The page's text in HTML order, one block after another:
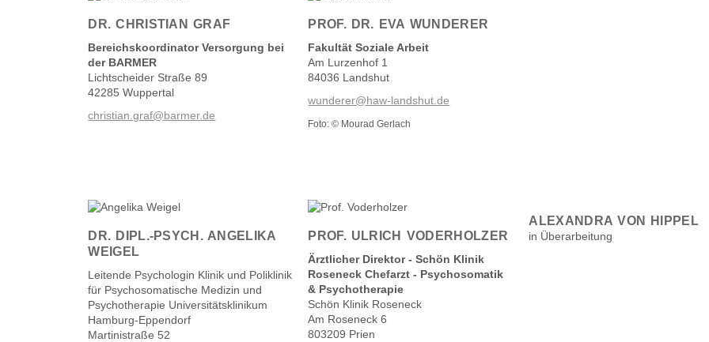
DR. CHRISTIAN GRAF
Bereichskoordinator Versorgung bei
der BARMER
Lichtscheider Straße 89
42285 Wuppertal
christian.graf@barmer.de
PROF. DR. EVA WUNDERER
Fakultät Soziale Arbeit
Am Lurzenhof 1
84036 Landshut
wunderer@haw-landshut.de
Foto: © Mourad Gerlach
DR. DIPL.-PSYCH. ANGELIKA
WEIGEL
Leitende Psychologin Klinik und Poliklinik
für Psychosomatische Medizin und
Psychotherapie Universitätsklinikum
Hamburg-Eppendorf
Martinistraße 52
PROF. ULRICH VODERHOLZER
Ärztlicher Direktor - Schön Klinik
Roseneck Chefarzt - Psychosomatik
& Psychotherapie
Schön Klinik Roseneck
Am Roseneck 6
803209 Prien
ALEXANDRA VON HIPPEL
in Überarbeitung